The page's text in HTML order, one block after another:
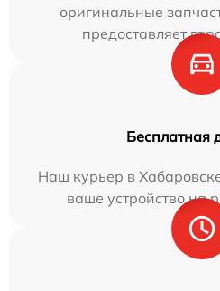
оригинальные
предоставляет
Бесплатная
Наш курьер в
ваше устройство на